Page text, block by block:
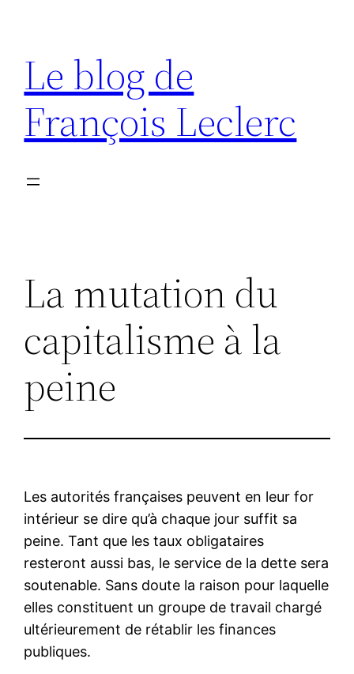
contenu
Le blog de
François Leclerc
La mutation du
capitalisme à la
peine
Les autorités françaises peuvent en leur for
intérieur se dire qu’à chaque jour suffit sa
peine. Tant que les taux obligataires
resteront aussi bas, le service de la dette sera
soutenable. Sans doute la raison pour laquelle
elles constituent un groupe de travail chargé
ultérieurement de rétablir les finances
publiques.